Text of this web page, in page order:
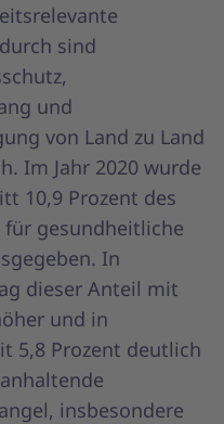
sind
und
von Land zu Land
Im Jahr 2020 wurde
10,9 Prozent des
gesundheitliche
In
dieser Anteil mit
und in
5,8 Prozent deutlich
insbesondere